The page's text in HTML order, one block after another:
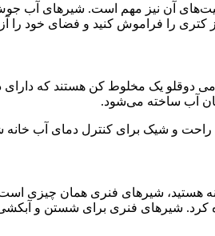
آن نیز مهم است. شیرهای آب
کتری را فراموش کنید و فضای خود را
دوقلو یک مخلوط کن هستند که دارای
آب ساخته می‌شود.
و شیک برای کنترل دمای آب
هستید، شیرهای فنری همان چیزی
کرد. شیرهای فنری برای شستن و